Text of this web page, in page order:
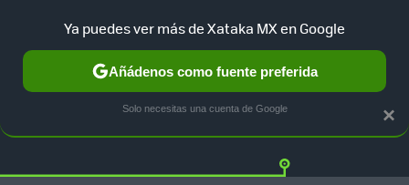
Twitter
×
Ya puedes ver más de Xataka MX en Google
Añádenos como fuente preferida
Solo necesitas una cuenta de Google